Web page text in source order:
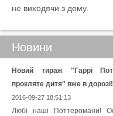
не виходячи з дому.
Новини
Новий тираж "Гаррі
прокляте дитя" вже в дорозі!
2016-09-27 18:51:13
Любі наші Поттеромани!